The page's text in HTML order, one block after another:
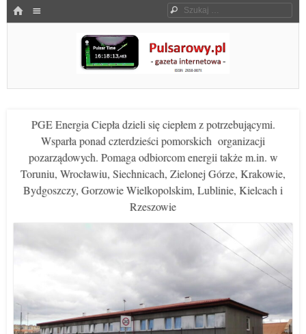
HOME Szukaj
Pulsarowy.pl
PGE Energia Ciepła dzieli się ciepłem z potrzebującymi.
Wsparła ponad czterdzieści pomorskich organizacji
pozarządowych. Pomaga odbiorcom energii także m.in. w
Toruniu, Wrocławiu, Siechnicach, Zielonej Górze, Krakowie,
Bydgoszczy, Gorzowie Wielkopolskim, Lublinie, Kielcach i
Rzeszowie